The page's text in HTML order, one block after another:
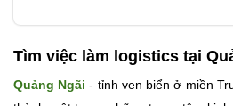
Tìm việc làm logistics tại
Quảng Ngãi - tỉnh ven biển ở miền